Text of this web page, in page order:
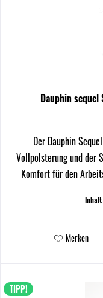
Dauphin
Der Dauphin
Vollpolsterung und der
Komfort für den
Merken
TIPP!